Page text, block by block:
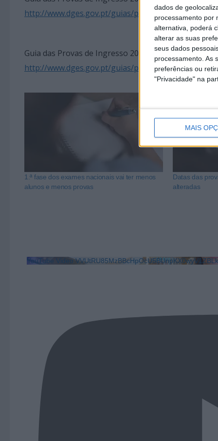
dados de
processamento por
alternativa, poderá
alterar as suas
seus dados
processamento. As
preferências ou
"Privacidade" na
MAIS
http://www.dges.gov.pt/guias/pdfs/
Guia das Provas de Ingresso 2019 – Ensino
http://www.dges.gov.pt/guias/pdfs/
1.ª fase dos exames nacionais vai ter menos
alunos e menos provas
Datas das
alteradas
YouTube Video